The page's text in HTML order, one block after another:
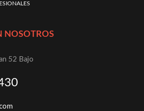
NOSOTROS
52 Bajo